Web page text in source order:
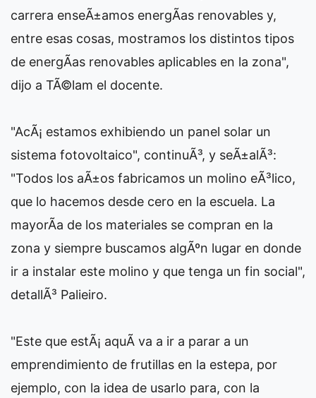
carrera enseÃ±amos energÃ­as renovables y,
entre esas cosas, mostramos los distintos tipos
de energÃ­as renovables aplicables en la zona",
dijo a TÃ©lam el docente.
"AcÃ¡ estamos exhibiendo un panel solar un
sistema fotovoltaico", continuÃ³, y seÃ±alÃ³:
"Todos los aÃ±os fabricamos un molino eÃ³lico,
que lo hacemos desde cero en la escuela. La
mayorÃ­a de los materiales se compran en la
zona y siempre buscamos algÃºn lugar en donde
ir a instalar este molino y que tenga un fin social",
detallÃ³ Palieiro.
"Este que estÃ¡ aquÃ­ va a ir a parar a un
emprendimiento de frutillas en la estepa, por
ejemplo, con la idea de usarlo para, con la